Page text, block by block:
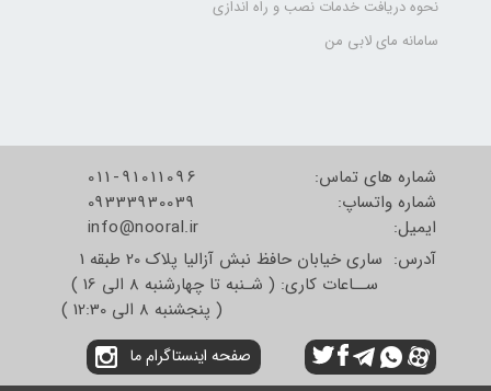
نحوه دریافت خدمات نصب و راه اندازی
سامانه مای لابی من
شماره های تماس:
شماره واتساپ:
​​​​​​​ایمیل:
011-91011096
09333930039
info@nooral.ir
آدرس: ساری خیابان حافظ نبش آزالیا پلاک 20 طبقه 1
ســاعات کاری: ( شـنبه تا چهارشنبه 8 الی 16 )
( پنجشنبه 8 الی 12:30 )
صفحه اینستاگرام ما